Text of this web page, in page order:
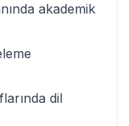
akademik
dil